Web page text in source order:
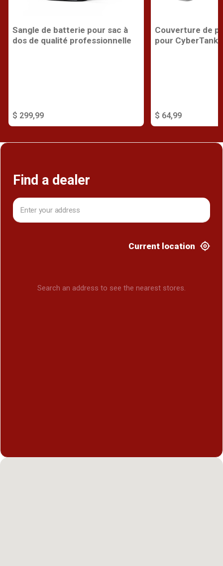
Sangle de batterie pour sac à
dos de qualité professionnelle
$ 299,99
Couverture de
pour CyberTank
$ 64,99
Find a dealer
Current location
Search an address to see the nearest stores.